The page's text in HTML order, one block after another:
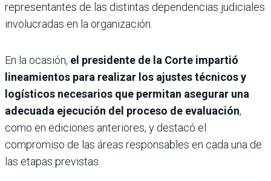
representantes de las distintas dependencias judiciales
involucradas en la organización.
En la ocasión, el presidente de la Corte impartió
lineamientos para realizar los ajustes técnicos y
logísticos necesarios que permitan asegurar una
adecuada ejecución del proceso de evaluación,
como en ediciones anteriores, y destacó el
compromiso de las áreas responsables en cada una de
las etapas previstas.